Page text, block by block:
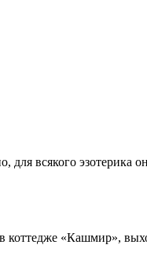
они
коттедже «Кашмир»,